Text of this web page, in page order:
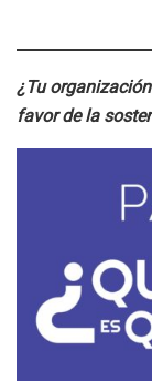
¿Tu
favor de la